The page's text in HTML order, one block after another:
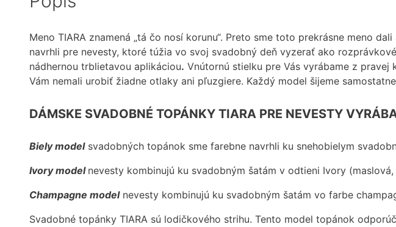
Meno TIARA znamená „tá čo nosí korunu“. Preto sme toto prekrásne meno
navrhli pre nevesty, ktoré túžia vo svoj svadobný deň vyzerať ako
nádhernou trblietavou aplikáciou. Vnútornú stielku pre Vás vyrábame z
Vám nemali urobiť žiadne otlaky ani pľuzgiere. Každý model šijeme
DÁMSKE SVADOBNÉ TOPÁNKY TIARA PRE NEVESTY
Biely modelsvadobných topánok sme farebne navrhli ku snehobielym
Ivory model nevesty kombinujú ku svadobným šatám v odtieni Ivory
Champagne modelnevesty kombinujú ku svadobným šatám vo farbe
Svadobné topánky TIARA sú lodičkového strihu. Tento model topánok